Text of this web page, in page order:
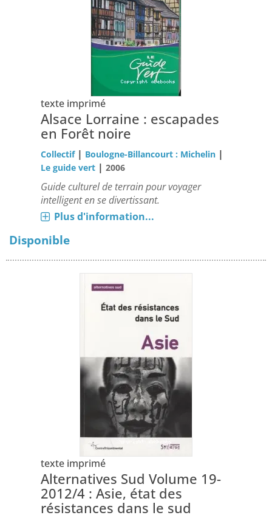
texte imprimé
Alsace Lorraine : escapades
en Forêt noire
Collectif | Boulogne-Billancourt : Michelin |
Le guide vert |2006
Guide culturel de terrain pour voyager
intelligent en se divertissant.
Plus d'information...
Disponible
texte imprimé
Alternatives Sud Volume 19-
2012/4 : Asie, état des
résistances dans le sud